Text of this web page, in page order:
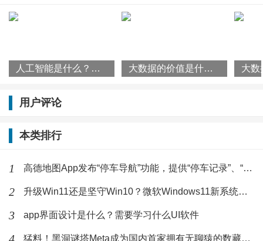
路，真正达到文化的传承与时代的进步同频共振。”
次。
盒。
黑洞谜塔Meta创始人还表示：元宇宙概念很大，有国外
的生态，也有中国的生态 ，黑洞谜塔Meta的定位要弯道
超车，必须立足中国，但也要拥抱世界。我们分两条腿
人工智能是什么？人工智能带来哪些好处？ 大数据的价值是什么？大数据战略对企业生存有多重要？
用户评论
本类排行
1 高德地图App发布“停车导航”功能，提供“停车记录”、“停车预约”功能
2 升级Win11还是坚守Win10？微软Windows11新系统缺失功能盘点
3 app界面设计是什么？需要学习什么UI软件
猛料！黑洞谜塔Meta成为国内首家拥有无聊猿的数藏平台